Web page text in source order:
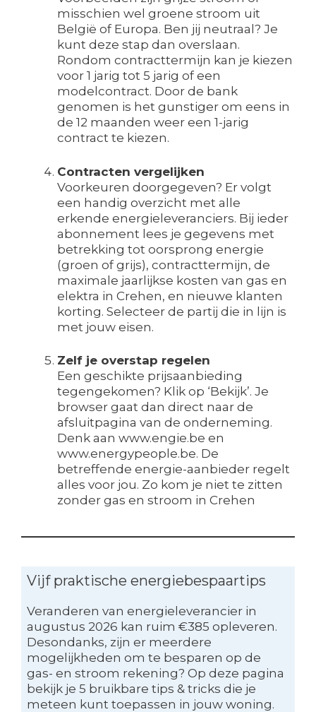
misschien wel groene stroom uit
België of Europa. Ben jij neutraal? Je
kunt deze stap dan overslaan.
Rondom contracttermijn kan je kiezen
voor 1 jarig tot 5 jarig of een
modelcontract. Door de bank
genomen is het gunstiger om eens in
de 12 maanden weer een 1-jarig
contract te kiezen.
Contracten vergelijken
Voorkeuren doorgegeven? Er volgt
een handig overzicht met alle
erkende energieleveranciers. Bij ieder
abonnement lees je gegevens met
betrekking tot oorsprong energie
(groen of grijs), contracttermijn, de
maximale jaarlijkse kosten van gas en
elektra in Crehen, en nieuwe klanten
korting. Selecteer de partij die in lijn is
met jouw eisen.
Zelf je overstap regelen
Een geschikte prijsaanbieding
tegengekomen? Klik op ‘Bekijk’. Je
browser gaat dan direct naar de
afsluitpagina van de onderneming.
Denk aan www.engie.be en
www.energypeople.be. De
betreffende energie-aanbieder regelt
alles voor jou. Zo kom je niet te zitten
zonder gas en stroom in Crehen
Vijf praktische energiebespaartips
Veranderen van energieleverancier in
augustus 2026 kan ruim €385 opleveren.
Desondanks, zijn er meerdere
mogelijkheden om te besparen op de
gas- en stroom rekening? Op deze pagina
bekijk je 5 bruikbare tips & tricks die je
meteen kunt toepassen in jouw woning.